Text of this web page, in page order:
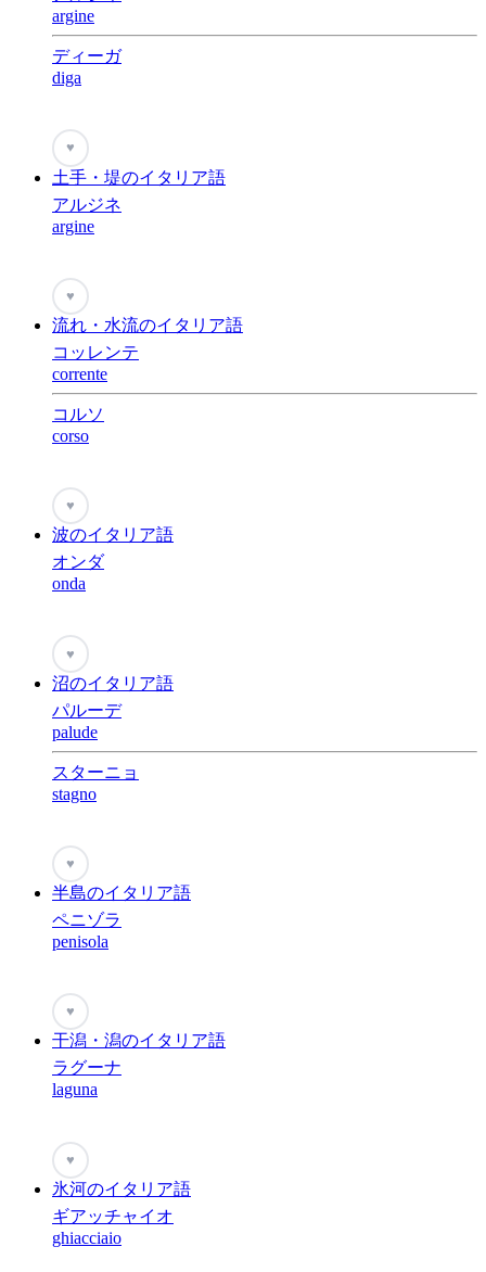
argine
ディーガ
diga
♥
土手・堤のイタリア語
アルジネ
argine
♥
流れ・水流のイタリア語
コッレンテ
corrente
コルソ
corso
♥
波のイタリア語
オンダ
onda
♥
沼のイタリア語
パルーデ
palude
スターニョ
stagno
♥
半島のイタリア語
ペニゾラ
penisola
♥
干潟・潟のイタリア語
ラグーナ
laguna
♥
氷河のイタリア語
ギアッチャイオ
ghiacciaio